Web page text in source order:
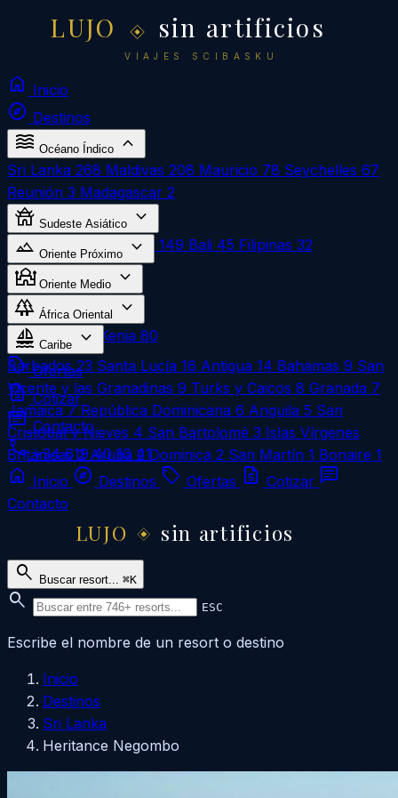
LUJO sin artificios
VIAJES SCIBASKU
home Inicio
explore Destinos
waves Océano Índico expand_more
Sri Lanka 268 Maldivas 208 Mauricio 78 Seychelles 67
Reunión 3 Madagascar 2
temple_buddhist Sudeste Asiático expand_more
Vietnam 270 Tailandia 149 Bali 45 Filipinas 32
landscape Oriente Próximo expand_more
Egipto
mosque Oriente Medio expand_more
Omán 1
forest África Oriental expand_more
Zanzíbar 183 Kenia 80
sailing Caribe expand_more
Barbados 23 Santa Lucía 16 Antigua 14 Bahamas 9 San
Vicente y las Granadinas 9 Turks y Caicos 8 Granada 7
Jamaica 7 República Dominicana 6 Anguila 5 San
Cristóbal y Nieves 4 San Bartolomé 3 Islas Vírgenes
Británicas 2 Aruba 2 Dominica 2 San Martín 1 Bonaire 1
local_offer Ofertas
request_quote Cotizar
chat Contacto
call +34 619 40 10 41
home Inicio explore Destinos local_offer Ofertas request_quote Cotizar chat
Contacto
LUJO sin artificios
search Buscar resort... ⌘K
search ESC
Escribe el nombre de un resort o destino
Inicio
Destinos
Sri Lanka
Heritance Negombo